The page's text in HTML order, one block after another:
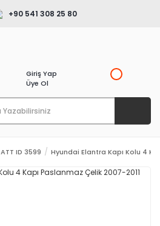
+90 541 308 25 80
Giriş Yap
Üye Ol
ATT ID 3599 Hyundai Elantra Kapı Kolu 4